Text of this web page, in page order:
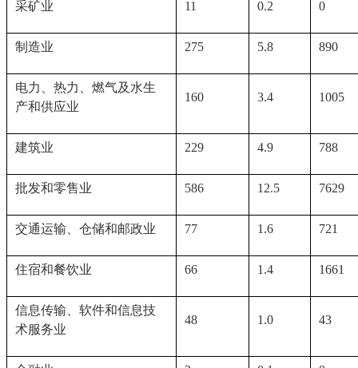
采矿业 11 0.2 0
制造业 275 5.8 890
电力、热力、燃气及水生
产和供应业
160 3.4 1005
建筑业 229 4.9 788
批发和零售业 586 12.5 7629
交通运输、仓储和邮政业 77 1.6 721
住宿和餐饮业 66 1.4 1661
信息传输、软件和信息技
术服务业
48 1.0 43